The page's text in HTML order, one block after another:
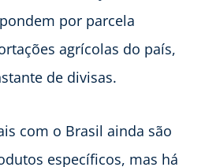
por parcela
agrícolas do país,
de divisas.
com o Brasil ainda são
específicos, mas há